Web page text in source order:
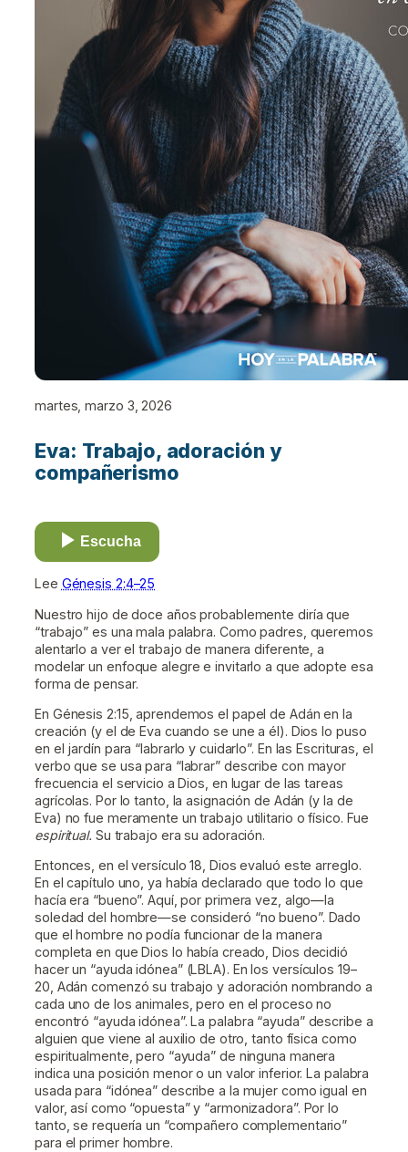
martes, marzo 3, 2026
Eva: Trabajo, adoración y
compañerismo
Escucha
Lee Génesis 2:4–25
Nuestro hijo de doce años probablemente diría que
“trabajo” es una mala palabra. Como padres, queremos
alentarlo a ver el trabajo de manera diferente, a
modelar un enfoque alegre e invitarlo a que adopte esa
forma de pensar.
En Génesis 2:15, aprendemos el papel de Adán en la
creación (y el de Eva cuando se une a él). Dios lo puso
en el jardín para “labrarlo y cuidarlo”. En las Escrituras, el
verbo que se usa para “labrar” describe con mayor
frecuencia el servicio a Dios, en lugar de las tareas
agrícolas. Por lo tanto, la asignación de Adán (y la de
Eva) no fue meramente un trabajo utilitario o físico. Fue
espiritual. Su trabajo era su adoración.
Entonces, en el versículo 18, Dios evaluó este arreglo.
En el capítulo uno, ya había declarado que todo lo que
hacía era “bueno”. Aquí, por primera vez, algo—la
soledad del hombre—se consideró “no bueno”. Dado
que el hombre no podía funcionar de la manera
completa en que Dios lo había creado, Dios decidió
hacer un “ayuda idónea” (LBLA). En los versículos 19–
20, Adán comenzó su trabajo y adoración nombrando a
cada uno de los animales, pero en el proceso no
encontró “ayuda idónea”. La palabra “ayuda” describe a
alguien que viene al auxilio de otro, tanto física como
espiritualmente, pero “ayuda” de ninguna manera
indica una posición menor o un valor inferior. La palabra
usada para “idónea” describe a la mujer como igual en
valor, así como “opuesta” y “armonizadora”. Por lo
tanto, se requería un “compañero complementario”
para el primer hombre.